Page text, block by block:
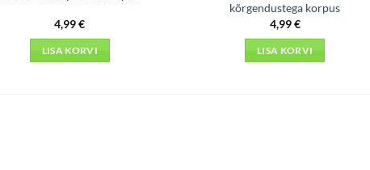
4,99€
LISA KORVI
kõrgendustega korpus
4,99€
LISA KORVI